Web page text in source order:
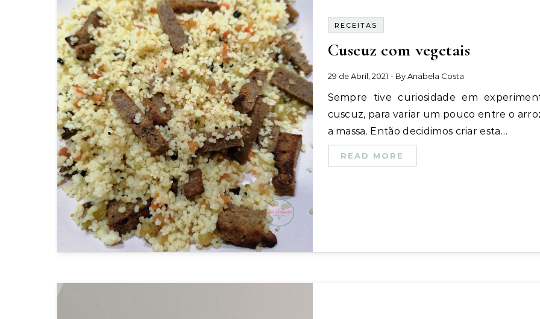
RECEITAS
Cuscuz com vegetais
29 de Abril, 2021 - ByAnabela Costa
Sempre tive curiosidade em experimentar
cuscuz, para variar um pouco entre o
a massa. Então decidimos criar esta…
READ MORE